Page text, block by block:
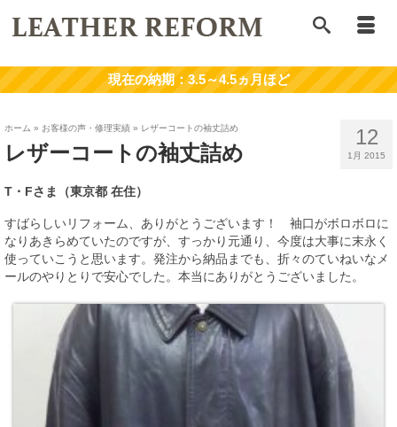
12
1月 2015
ホーム » お客様の声・修理実績 » レザーコートの袖丈詰め
レザーコートの袖丈詰め
T・Fさま（東京都 在住）
すばらしいリフォーム、ありがとうございます！ 袖口がボロボロに
なりあきらめていたのですが、すっかり元通り、今度は大事に末永く
使っていこうと思います。発注から納品までも、折々のていねいなメ
ールのやりとりで安心でした。本当にありがとうございました。